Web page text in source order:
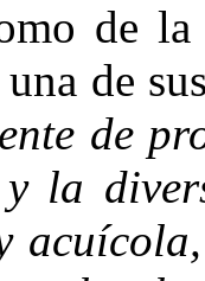
de
de
de
y la